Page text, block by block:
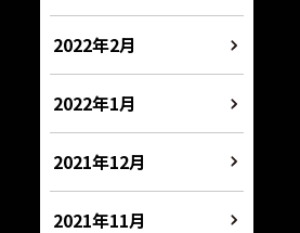
2022年2月
2022年1月
2021年12月
2021年11月